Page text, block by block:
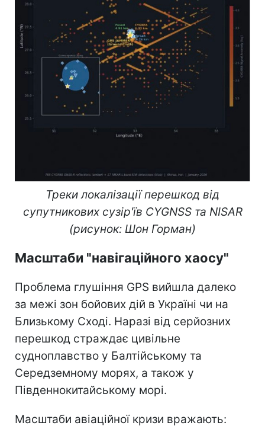
Треки локалізації перешкод від
супутникових сузір'їв CYGNSS та NISAR
(рисунок: Шон Горман)
Масштаби "навігаційного хаосу"
Проблема глушіння GPS вийшла далеко
за межі зон бойових дій в Україні чи на
Близькому Сході. Наразі від серйозних
перешкод страждає цивільне
судноплавство у Балтійському та
Середземному морях, а також у
Південнокитайському морі.
Масштаби авіаційної кризи вражають: